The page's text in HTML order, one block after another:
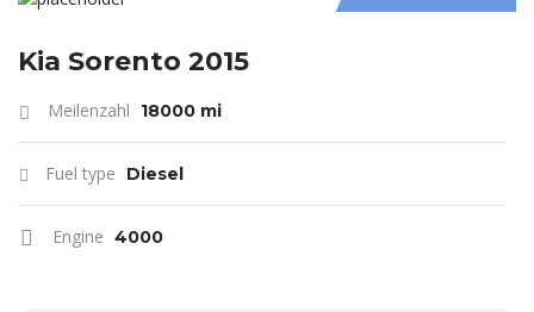
Kia Sorento 2015
Meilenzahl 18000 mi
Fuel type Diesel
Engine 4000